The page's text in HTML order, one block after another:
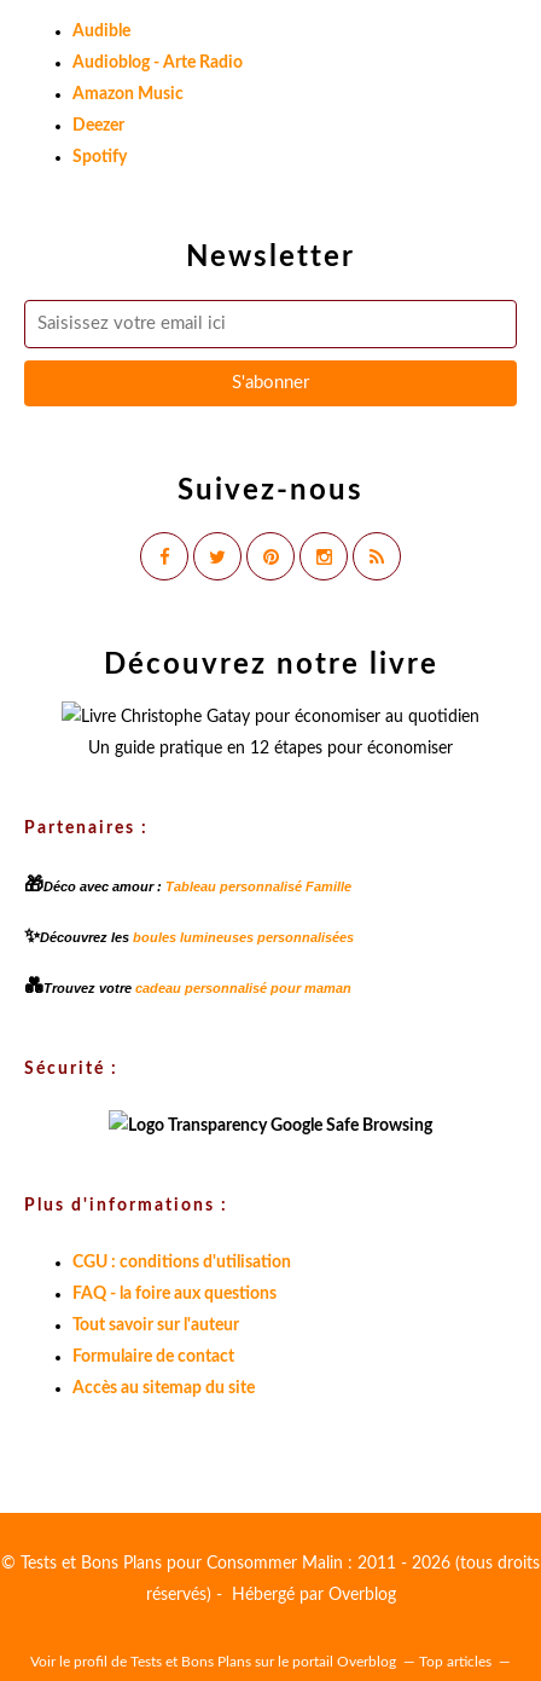
Newsletter
Suivez-nous
Audible
Audioblog - Arte Radio
Amazon Music
Deezer
Spotify
Découvrez notre livre
Un guide pratique en 12 étapes pour économiser
Partenaires :
🎁Déco avec amour : Tableau personnalisé Famille
✨Découvrez les boules lumineuses personnalisées
💑Trouvez votre cadeau personnalisé pour maman
Sécurité :
Plus d'informations :
CGU : conditions d'utilisation
FAQ - la foire aux questions
Tout savoir sur l'auteur
Formulaire de contact
Accès au sitemap du site
© Tests et Bons Plans pour Consommer Malin : 2011 - 2026 (tous droits
réservés) - Hébergé par Overblog
Voir le profil de Tests et Bons Plans sur le portail Overblog Top articles